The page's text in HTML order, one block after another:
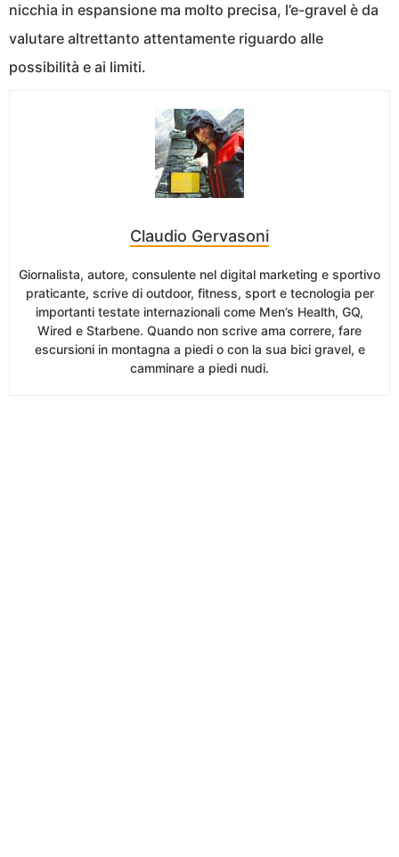
nicchia in espansione ma molto precisa, l’e-gravel è da
valutare altrettanto attentamente riguardo alle
possibilità e ai limiti.
Claudio Gervasoni
Giornalista, autore, consulente nel digital marketing e sportivo
praticante, scrive di outdoor, fitness, sport e tecnologia per
importanti testate internazionali come Men’s Health, GQ,
Wired e Starbene. Quando non scrive ama correre, fare
escursioni in montagna a piedi o con la sua bici gravel, e
camminare a piedi nudi.